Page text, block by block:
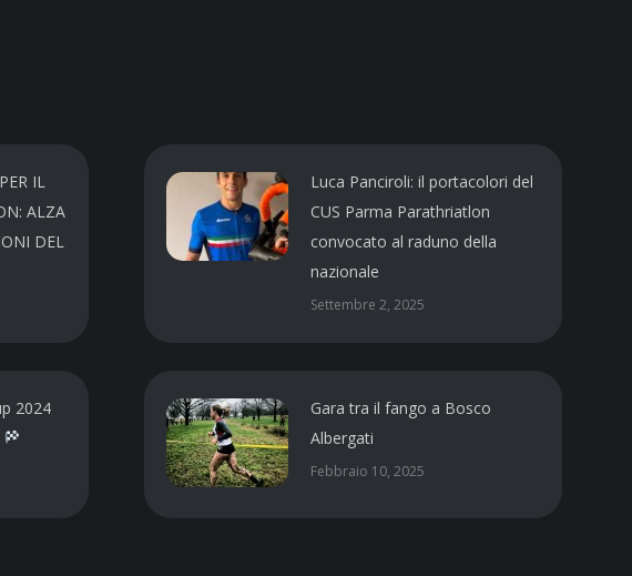
IL
ALZA
DEL
Luca Panciroli: il portacolori del
CUS Parma Parathriatlon
convocato al raduno della
nazionale
Settembre 2, 2025
2024
Gara tra il fango a Bosco
Albergati
Febbraio 10, 2025